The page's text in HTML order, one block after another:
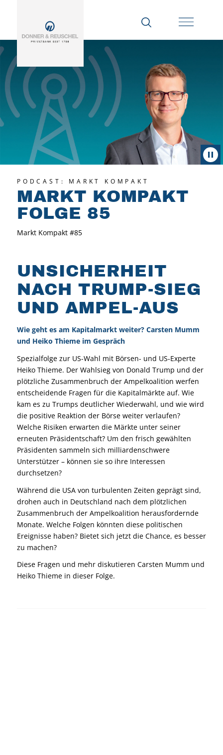
PODCAST: MARKT KOMPAKT
MARKT KOMPAKT
FOLGE 85
Markt Kompakt #85
UNSICHERHEIT
NACH TRUMP-SIEG
UND AMPEL-AUS
Wie geht es am Kapitalmarkt weiter? Carsten Mumm
und Heiko Thieme im Gespräch
Spezialfolge zur US-Wahl mit Börsen- und US-Experte
Heiko Thieme. Der Wahlsieg von Donald Trump und der
plötzliche Zusammenbruch der Ampelkoalition werfen
entscheidende Fragen für die Kapitalmärkte auf. Wie
kam es zu Trumps deutlicher Wiederwahl, und wie wird
die positive Reaktion der Börse weiter verlaufen?
Welche Risiken erwarten die Märkte unter seiner
erneuten Präsidentschaft? Um den frisch gewählten
Präsidenten sammeln sich milliardenschwere
Unterstützer – können sie so ihre Interessen
durchsetzen?
Während die USA von turbulenten Zeiten geprägt sind,
drohen auch in Deutschland nach dem plötzlichen
Zusammenbruch der Ampelkoalition herausfordernde
Monate. Welche Folgen könnten diese politischen
Ereignisse haben? Bietet sich jetzt die Chance, es besser
zu machen?
Diese Fragen und mehr diskutieren Carsten Mumm und
Heiko Thieme in dieser Folge.